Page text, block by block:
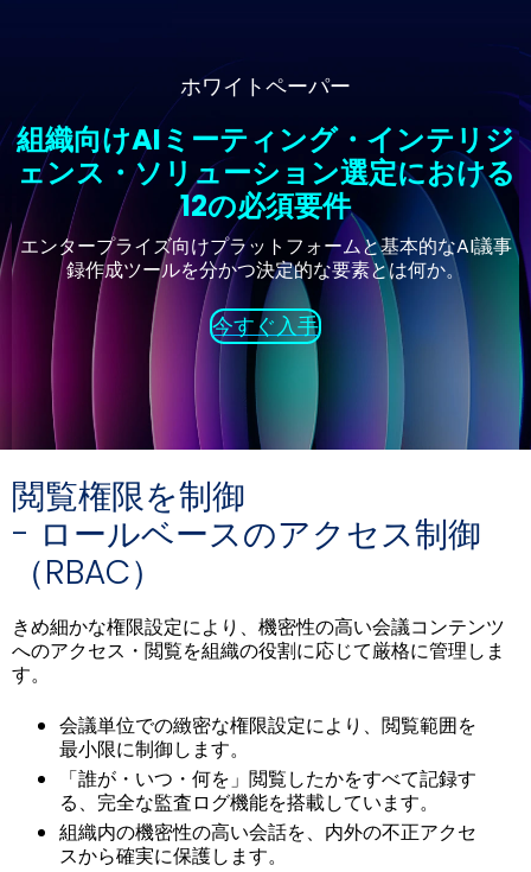
ホワイトペーパー
組織向けAIミーティング・インテリジ
ェンス・ソリューション選定における
12の必須要件
エンタープライズ向けプラットフォームと基本的なAI議事
録作成ツールを分かつ決定的な要素とは何か。
今すぐ入手
閲覧権限を制御
- ロールベースのアクセス制御
（RBAC）
きめ細かな権限設定により、機密性の高い会議コンテンツ
へのアクセス・閲覧を組織の役割に応じて厳格に管理しま
す。
会議単位での緻密な権限設定により、閲覧範囲を
最小限に制御します。
「誰が・いつ・何を」閲覧したかをすべて記録す
る、完全な監査ログ機能を搭載しています。
組織内の機密性の高い会話を、内外の不正アクセ
スから確実に保護します。